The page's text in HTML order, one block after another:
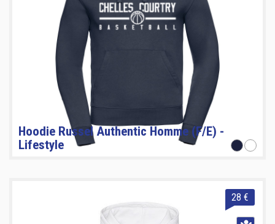
Hoodie Russel Authentic Homme (F/E) -
Lifestyle
28 €